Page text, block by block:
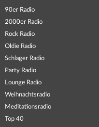
90er Radio
2000er Radio
Rock Radio
Oldie Radio
Schlager Radio
Party Radio
Lounge Radio
Weihnachtsradio
Meditationsradio
Top 40